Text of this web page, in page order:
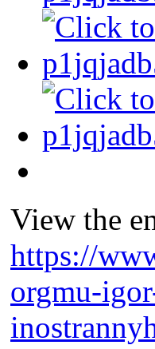
View the
https://
orgmu-